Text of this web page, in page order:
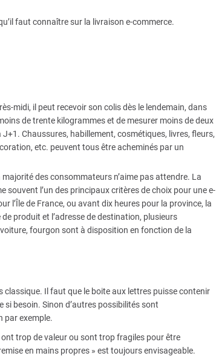
faut connaître sur la livraison e-commerce.
midi, il peut recevoir son colis dès le lendemain, dans
de trente kilogrammes et de mesurer moins de deux
Chaussures, habillement, cosmétiques, livres, fleurs,
etc. peuvent tous être acheminés par un
des consommateurs n’aime pas attendre. La
souvent l’un des principaux critères de choix pour une e-
l’Île de France, ou avant dix heures pour la province, la
produit et l’adresse de destination, plusieurs
fourgon sont à disposition en fonction de la
classique. Il faut que le boite aux lettres puisse contenir
si besoin. Sinon d’autres possibilités sont
par exemple.
trop de valeur ou sont trop fragiles pour être
en mains propres » est toujours envisageable.